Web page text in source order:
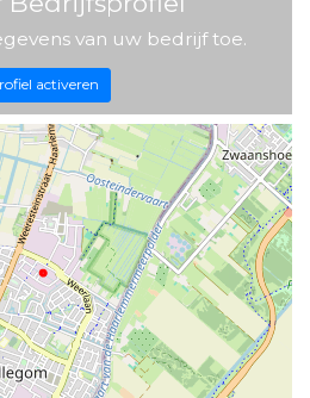
van uw bedrijf toe.
activeren